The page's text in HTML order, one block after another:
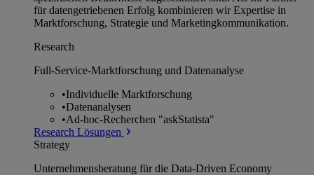
für datengetriebenen Erfolg kombinieren wir Expertise in
Marktforschung, Strategie und Marketingkommunikation.
Research
Full-Service-Marktforschung und Datenanalyse
•Individuelle Marktforschung
•Datenanalysen
•Ad-hoc-Recherchen "askStatista"
Research Lösungen
Strategy
Unternehmens­beratung für die Data-Driven Economy